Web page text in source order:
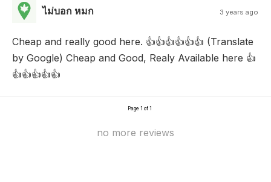
ไม่บอก หมก 3 years ago
Cheap and really good here. 👍👍👍👍👍👍 (Translate
by Google) Cheap and Good, Realy Available here 👍
👍👍👍👍👍
Page 1 of 1
no more reviews